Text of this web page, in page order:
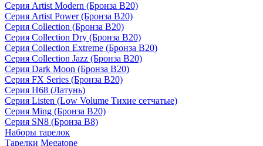
Серия Artist Modern (Бронза B20)
Серия Artist Power (Бронза B20)
Серия Collection (Бронза B20)
Серия Collection Dry (Бронза B20)
Серия Collection Extreme (Бронза B20)
Серия Collection Jazz (Бронза B20)
Серия Dark Moon (Бронза B20)
Серия FX Series (Бронза B20)
Серия H68 (Латунь)
Серия Listen (Low Volume Тихие сетчатые)
Серия Ming (Бронза B20)
Серия SN8 (Бронза B8)
Наборы тарелок
Тарелки Megatone